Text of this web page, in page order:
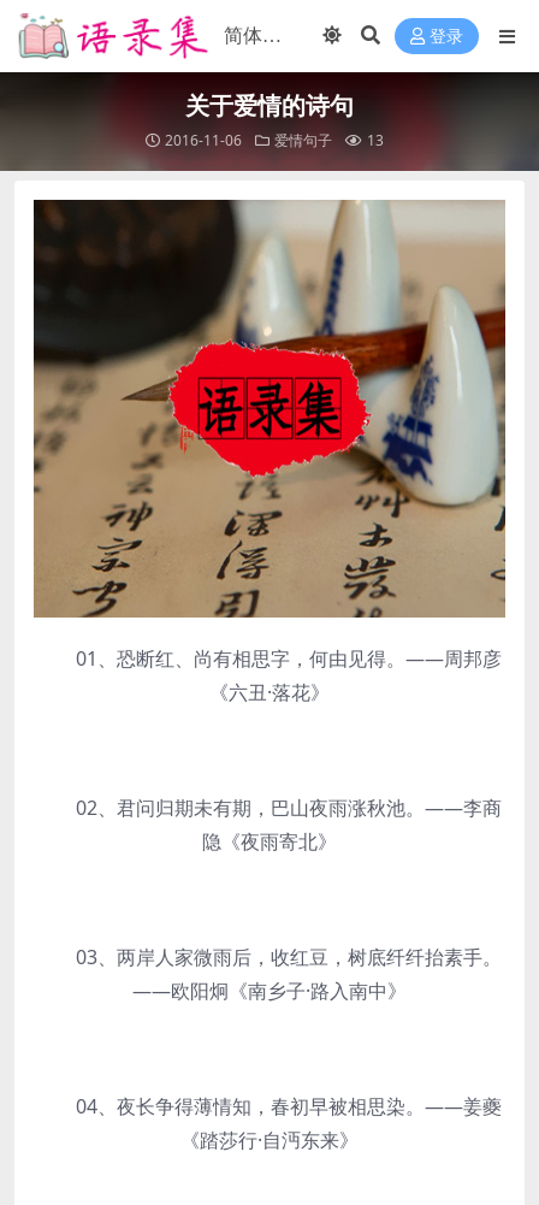
登录
关于爱情的诗句
2016-11-06 爱情句子 13
01、恐断红、尚有相思字，何由见得。——周邦彦
《六丑·落花》
02、君问归期未有期，巴山夜雨涨秋池。——李商
隐《夜雨寄北》
03、两岸人家微雨后，收红豆，树底纤纤抬素手。
——欧阳炯《南乡子·路入南中》
04、夜长争得薄情知，春初早被相思染。——姜夔
《踏莎行·自沔东来》